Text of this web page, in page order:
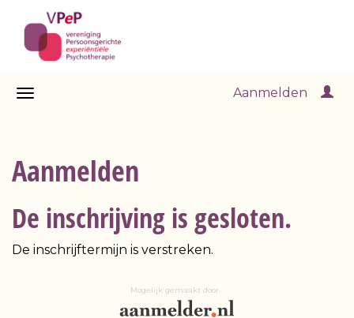
Aanmelden
Aanmelden
De inschrijving is gesloten.
De inschrijftermijn is verstreken.
Mogelijk gemaakt door